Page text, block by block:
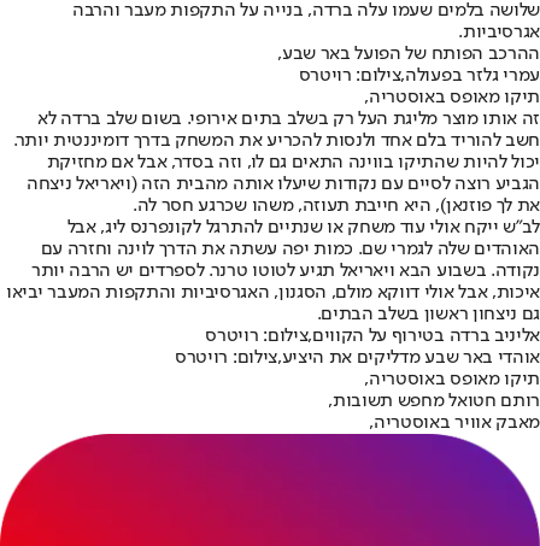
שלושה בלמים שעמו עלה ברדה, בנייה על התקפות מעבר והרבה
אגרסיביות.
ההרכב הפותח של הפועל באר שבע,
עמרי גלזר בפעולה,צילום: רויטרס
תיקו מאופס באוסטריה,
זה אותו מוצר מליגת העל רק בשלב בתים אירופי. בשום שלב ברדה לא
חשב להוריד בלם אחד ולנסות להכריע את המשחק בדרך דומיננטית יותר.
יכול להיות שהתיקו בווינה התאים גם לו, וזה בסדר, אבל אם מחזיקת
הגביע רוצה לסיים עם נקודות שיעלו אותה מהבית הזה (ויאריאל ניצחה
את לך פוזנאן), היא חייבת תעוזה, משהו שכרגע חסר לה.
לב"ש ייקח אולי עוד משחק או שנתיים להתרגל לקונפרנס ליג, אבל
האוהדים שלה לגמרי שם. כמות יפה עשתה את הדרך לוינה וחזרה עם
נקודה. בשבוע הבא ויאריאל תגיע לטוטו טרנר. לספרדים יש הרבה יותר
איכות, אבל אולי דווקא מולם, הסגנון, האגרסיביות והתקפות המעבר יביאו
גם ניצחון ראשון בשלב הבתים.
אליניב ברדה בטירוף על הקווים,צילום: רויטרס
אוהדי באר שבע מדליקים את היציע,צילום: רויטרס
תיקו מאופס באוסטריה,
רותם חטואל מחפש תשובות,
מאבק אוויר באוסטריה,